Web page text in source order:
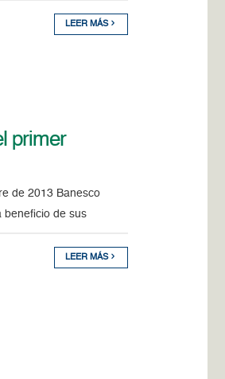
LEER MÁS
primer
de 2013 Banesco
beneficio de sus
LEER MÁS